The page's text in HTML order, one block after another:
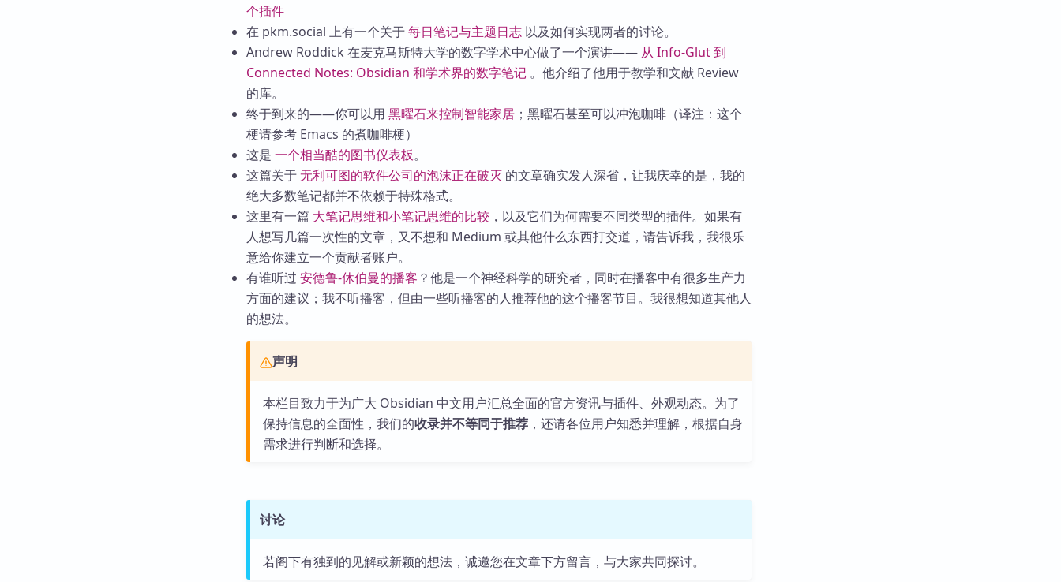
个插件
在 pkm.social 上有一个关于每日笔记与主题日志 以及如何实现两者的讨论。
Andrew Roddick 在麦克马斯特大学的数字学术中心做了一个演讲—— 从 Info-Glut 到
Connected Notes: Obsidian 和学术界的数字笔记 。他介绍了他用于教学和文献 Review
的库。
终于到来的——你可以用 黑曜石来控制智能家居 ；黑曜石甚至可以冲泡咖啡（译注：这个
梗请参考 Emacs 的煮咖啡梗）
这是 一个相当酷的图书仪表板。
这篇关于无利可图的软件公司的泡沫正在破灭 的文章确实发人深省，让我庆幸的是，我的
绝大多数笔记都并不依赖于特殊格式。
这里有一篇 大笔记思维和小笔记思维的比较 ，以及它们为何需要不同类型的插件。如果有
人想写几篇一次性的文章，又不想和 Medium 或其他什么东西打交道，请告诉我，我很乐
意给你建立一个贡献者账户。
有谁听过 安德鲁-休伯曼的播客 ？他是一个神经科学的研究者，同时在播客中有很多生产力
方面的建议；我不听播客，但由一些听播客的人推荐他的这个播客节目。我很想知道其他人
的想法。
声明
本栏目致力于为广大 Obsidian 中文用户汇总全面的官方资讯与插件、外观动态。为了
保持信息的全面性，我们的收录并不等同于推荐，还请各位用户知悉并理解，根据自身
需求进行判断和选择。
讨论
若阁下有独到的见解或新颖的想法，诚邀您在文章下方留言，与大家共同探讨。